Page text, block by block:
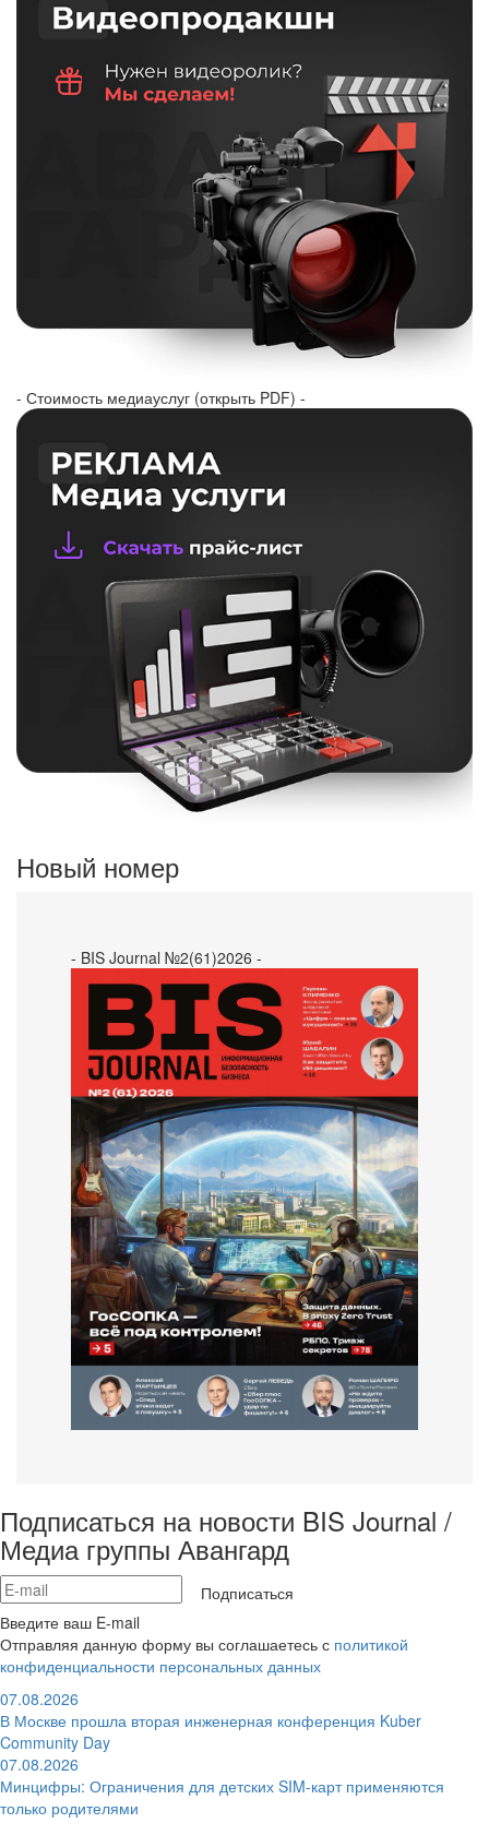
- Стоимость медиауслуг (открыть PDF) -
Новый номер
- BIS Journal №2(61)2026 -
Подписаться на новости BIS Journal /
Медиа группы Авангард
Подписаться
Введите ваш E-mail
Отправляя данную форму вы соглашаетесь с политикой
конфиденциальности персональных данных
07.08.2026
В Москве прошла вторая инженерная конференция Kuber
Community Day
07.08.2026
Минцифры: Ограничения для детских SIM-карт применяются
только родителями